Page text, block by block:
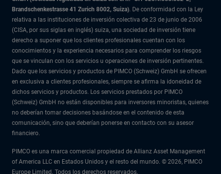
Brandschenkestrasse 41 Zurich 8002, Suiza). De conformidad con la Ley
relativa a las instituciones de inversión colectiva de 23 de junio de 2006
(CISA, por sus siglas en inglés) suiza, una sociedad de inversión tiene
derecho a suponer que los clientes profesionales cuentan con los
conocimientos y la experiencia necesarios para comprender los riesgos
que se vinculan con los servicios u operaciones de inversión pertinentes.
Dado que los servicios y productos de PIMCO (Schweiz) GmbH se ofrecen
en exclusiva a clientes profesionales, siempre se afirma la idoneidad de
dichos servicios y productos. Los servicios prestados por PIMCO
(Schweiz) GmbH no están disponibles para inversores minoristas, quienes
no deberían tomar decisiones basándose en el contenido de esta
comunicación, sino que deberían ponerse en contacto con su asesor
financiero.
PIMCO es una marca comercial propiedad de Allianz Asset Management
of America LLC en Estados Unidos y el resto del mundo. © 2026, PIMCO
Europe Limited. Todos los derechos reservados.